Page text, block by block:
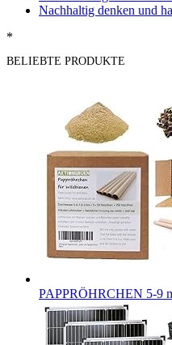
Nachhaltig denken und
*
BELIEBTE PRODUKTE
PAPPRÖHRCHEN 5-9